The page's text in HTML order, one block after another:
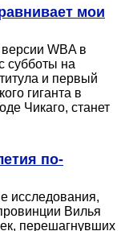
мои
WBA в
субботы на
и первый
гиганта в
Чикаго, станет
по-
исследования,
Вилья
перешагнувших